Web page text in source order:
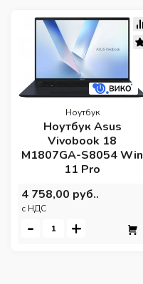
Ноутбук
Ноутбук Asus
Vivobook 18
M1807GA-S8054 Win
11 Pro
4 758,00 руб..
c НДС
- +